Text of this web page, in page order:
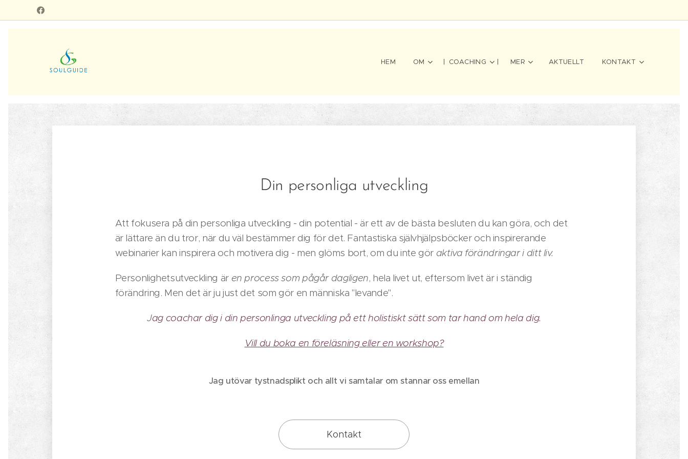
HEM OM COACHING MER AKTUELLT KONTAKT
Din personliga utveckling
Att fokusera på din personliga utveckling - din potential - är ett av de bästa besluten du kan göra, och det
är lättare än du tror, när du väl bestämmer dig för det. Fantastiska självhjälpsböcker och inspirerande
webinarier kan inspirera och motivera dig - men glöms bort, om du inte gör aktiva förändringar i ditt liv.
Personlighetsutveckling är en process som pågår dagligen, hela livet ut, eftersom livet är i ständig
förändring. Men det är ju just det som gör en människa "levande".
Jag coachar dig i din personlinga utveckling på ett holistiskt sätt som tar hand om hela dig.
Vill du boka en föreläsning eller en workshop?
Jag utövar tystnadsplikt och allt vi samtalar om stannar oss emellan
Kontakt